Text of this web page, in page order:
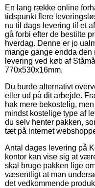
En lang række online
tidspunkt flere
nu til dags levering til et
gå forbi efter de bestilte
hverdag. Denne er jo
mange gange endda
levering ved køb af
770x530x16mm.
Du burde alternativt
eller ud på dit arbejde.
hak mere bekostelig,
mindst kostelige type af
du selv henter pakken,
tæt på internet
Antal dages levering på
kontor kan vise sig at
skal bruge pakken lige
væsentligt at man
det vedkommende